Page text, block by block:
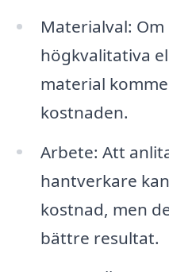
Materialval:
högkvalitativa
material
kostnaden.
Arbete: Att
hantverkare
kostnad, men
bättre resultat.